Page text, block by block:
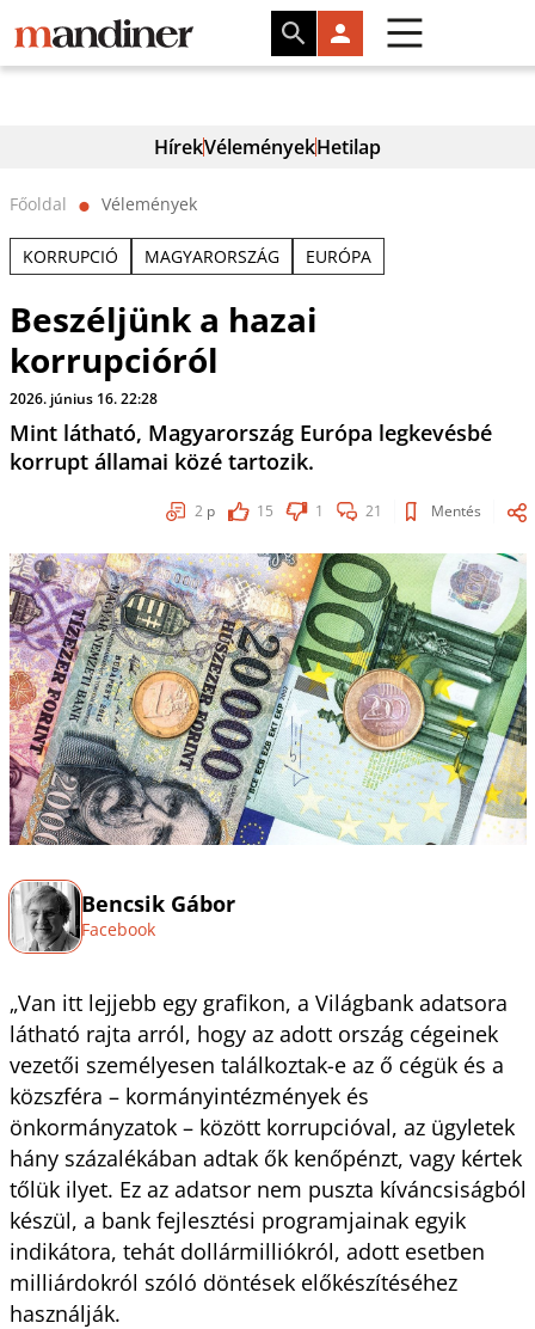
HírekVéleményekHetilap
Főoldal ⬤ Vélemények
KORRUPCIÓ MAGYARORSZÁG EURÓPA
Beszéljünk a hazai
korrupcióról
2026. június 16. 22:28
Mint látható, Magyarország Európa legkevésbé
korrupt államai közé tartozik.
2 p 15 1 21 Mentés
Bencsik Gábor
Facebook
„Van itt lejjebb egy grafikon, a Világbank adatsora
látható rajta arról, hogy az adott ország cégeinek
vezetői személyesen találkoztak-e az ő cégük és a
közszféra – kormányintézmények és
önkormányzatok – között korrupcióval, az ügyletek
hány százalékában adtak ők kenőpénzt, vagy kértek
tőlük ilyet. Ez az adatsor nem puszta kíváncsiságból
készül, a bank fejlesztési programjainak egyik
indikátora, tehát dollármilliókról, adott esetben
milliárdokról szóló döntések előkészítéséhez
használják.